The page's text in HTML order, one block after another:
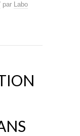
par Labo